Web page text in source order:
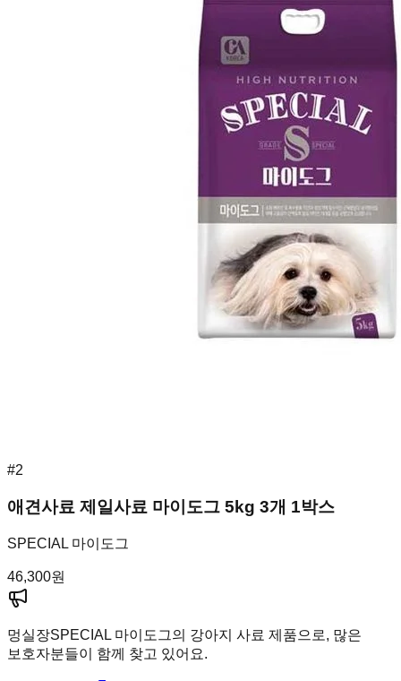
#2
애견사료 제일사료 마이도그 5kg 3개 1박스
SPECIAL 마이도그
46,300원
멍실장SPECIAL 마이도그의 강아지 사료 제품으로, 많은
보호자분들이 함께 찾고 있어요.